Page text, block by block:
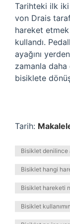
Tarihteki ilk iki
von Drais
hareket etmek
kullandı.
ayağını
zamanla
bisiklete
Tarih:
Bisiklet denilince
Bisiklet hangi
Bisiklet hareketi
Bisiklet